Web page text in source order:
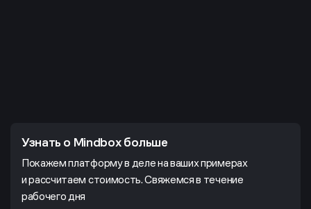
Узнать о Mindbox больше
Покажем платформу в деле на ваших примерах
и рассчитаем стоимость. Свяжемся в течение
рабочего дня